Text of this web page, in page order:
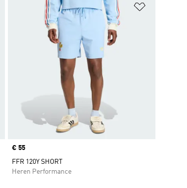
Op verlanglijst zetten
Price
€ 55
FFR 120Y SHORT
Heren Performance